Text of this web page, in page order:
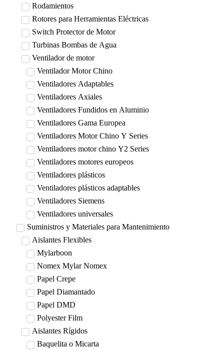
Rodamientos
Rotores para Herramientas Eléctricas
Switch Protector de Motor
Turbinas Bombas de Agua
Ventilador de motor
Ventilador Motor Chino
Ventiladores Adaptables
Ventiladores Axiales
Ventiladores Fundidos en Aluminio
Ventiladores Gama Europea
Ventiladores Motor Chino Y Series
Ventiladores motor chino Y2 Series
Ventiladores motores europeos
Ventiladores plásticos
Ventiladores plásticos adaptables
Ventiladores Siemens
Ventiladores universales
Suministros y Materiales para Mantenimiento
Aislantes Flexibles
Mylarboon
Nomex Mylar Nomex
Papel Crepe
Papel Diamantado
Papel DMD
Polyester Film
Aislantes Rígidos
Baquelita o Micarta